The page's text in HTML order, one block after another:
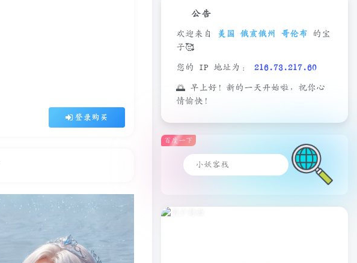
登录购买
公告
欢迎来自 美国 俄亥俄州 哥伦布 的宝
子🥰
您的 IP 地址为： 216.73.217.60
🌅 早上好！新的一天开始啦，祝你心
情愉快！
百度一下